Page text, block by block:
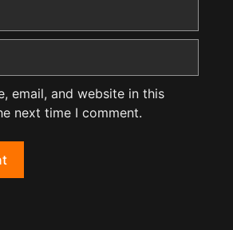
email, and website in this
next time I comment.